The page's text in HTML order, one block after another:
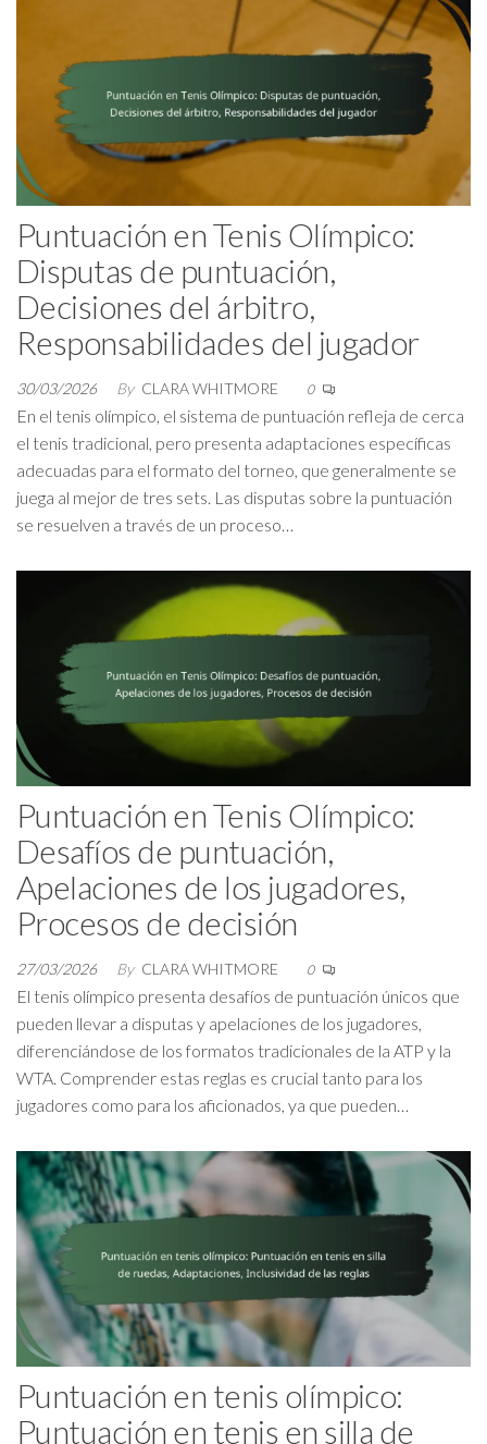
Puntuación en Tenis Olímpico:
Disputas de puntuación,
Decisiones del árbitro,
Responsabilidades del jugador
30/03/2026 By CLARA WHITMORE 0
En el tenis olímpico, el sistema de puntuación refleja de cerca
el tenis tradicional, pero presenta adaptaciones específicas
adecuadas para el formato del torneo, que generalmente se
juega al mejor de tres sets. Las disputas sobre la puntuación
se resuelven a través de un proceso…
Puntuación en Tenis Olímpico:
Desafíos de puntuación,
Apelaciones de los jugadores,
Procesos de decisión
27/03/2026 By CLARA WHITMORE 0
El tenis olímpico presenta desafíos de puntuación únicos que
pueden llevar a disputas y apelaciones de los jugadores,
diferenciándose de los formatos tradicionales de la ATP y la
WTA. Comprender estas reglas es crucial tanto para los
jugadores como para los aficionados, ya que pueden…
Puntuación en tenis olímpico:
Puntuación en tenis en silla de